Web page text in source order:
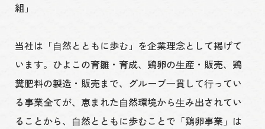
組」
当社は「⾃然とともに歩む」を企業理念として掲げて
います。ひよこの育雛・育成、鶏卵の⽣産・販売、鶏
糞肥料の製造・販売まで、グループ⼀貫して⾏ってい
る事業全てが、恵まれた⾃然環境から⽣み出されてい
ることから、⾃然とともに歩むことで「鶏卵事業」は